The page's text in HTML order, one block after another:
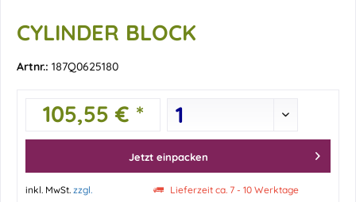
CYLINDER BLOCK
Artnr.: 187Q0625180
105,55 € *
Jetzt einpacken
inkl. MwSt. zzgl.
Lieferzeit ca. 7 - 10 Werktage